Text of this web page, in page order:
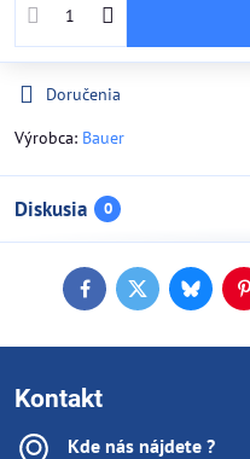
Doručenia
Výrobca: Bauer
Diskusia 0
FacebookTwitterBluesky
Kontakt
Kde nás nájdete ?